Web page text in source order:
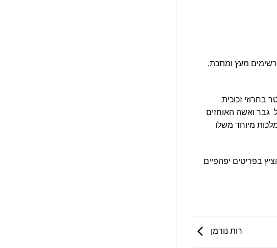
מעץ ומתכת,
בחרוזי זכוכית
דמויות של גבר ואשה האוחזים
מיוחד משלו
בפריטים יפהפיים
רות נורמן